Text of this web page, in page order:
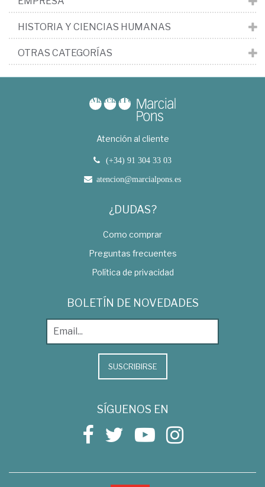
HISTORIA Y CIENCIAS HUMANAS
OTRAS CATEGORÍAS
Atención al cliente
(+34) 91 304 33 03
atencion@marcialpons.es
¿DUDAS?
Como comprar
Preguntas frecuentes
Política de privacidad
BOLETÍN DE NOVEDADES
SUSCRIBIRSE
SÍGUENOS EN